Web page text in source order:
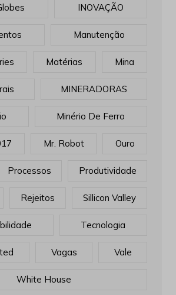
INOVAÇÃO
Manutenção
Matérias Mina
MINERADORAS
Minério De Ferro
Mr. Robot Ouro
Processos Produtividade
Rejeitos Sillicon Valley
Tecnologia
Vagas Vale
White House